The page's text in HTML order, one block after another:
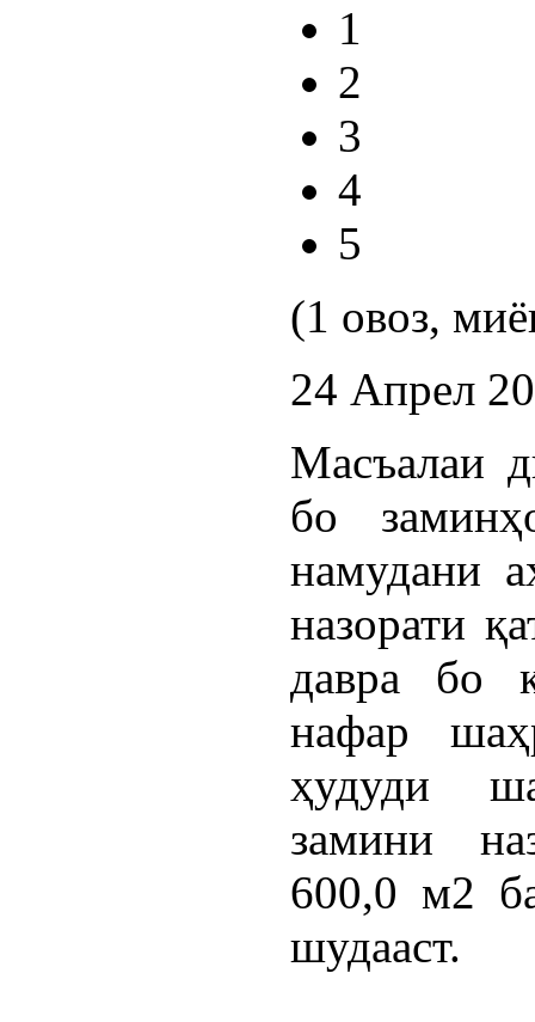
1
2
3
4
5
(1 овоз,
24 Апрел
Масъалаи
бо
намудани
назорати
давра бо
нафар
ҳудуди
замини
600,0 м2
шудааст.